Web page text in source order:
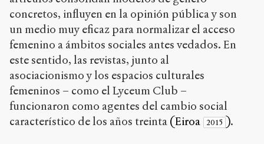
concretos, influyen en la opinión pública y son
un medio muy eficaz para normalizar el acceso
femenino a ámbitos sociales antes vedados. En
este sentido, las revistas, junto al
asociacionismo y los espacios culturales
femeninos – como el Lyceum Club –
funcionaron como agentes del cambio social
característico de los años treinta (Eiroa 2015 ).